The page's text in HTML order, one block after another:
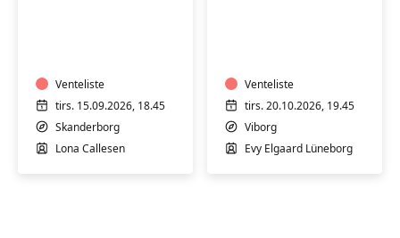
Venteliste
tirs. 15.09.2026, 18.45
Skanderborg
Lona Callesen
Venteliste
tirs. 20.10.2026, 19.45
Viborg
Evy Elgaard Lüneborg